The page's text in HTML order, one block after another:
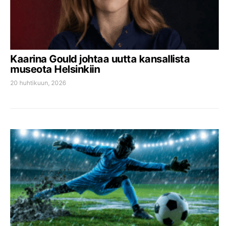
Kaarina Gould johtaa uutta kansallista
museota Helsinkiin
20 huhtikuun, 2026